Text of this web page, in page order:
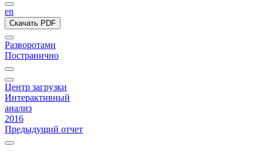
en
Скачать PDF
Разворотами
Постранично
Центр загрузки
Интерактивный
анализ
2016
Предыдущий отчет